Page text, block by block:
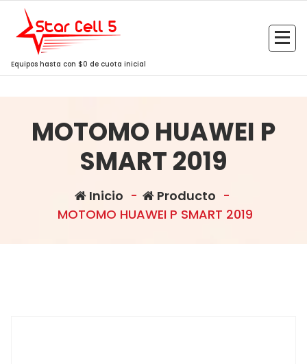
Saltar
contenido
Equipos hasta con $0 de cuota inicial
MOTOMO HUAWEI P
SMART 2019
Inicio - Producto -
MOTOMO HUAWEI P SMART 2019